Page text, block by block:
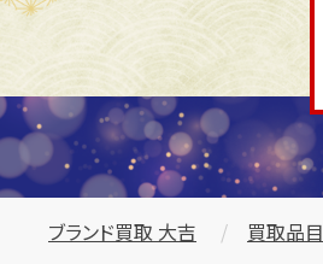
ブランド買取 大吉 買取品目